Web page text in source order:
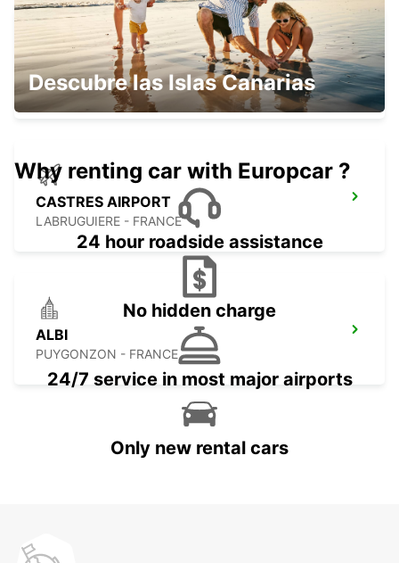
CASTRES
CASTRES - FRANCE
CASTRES AIRPORT
LABRUGUIERE - FRANCE
ALBI
PUYGONZON - FRANCE
Descubre las Islas Canarias
Why renting car with Europcar ?
24 hour roadside assistance
No hidden charge
24/7 service in most major airports
Only new rental cars